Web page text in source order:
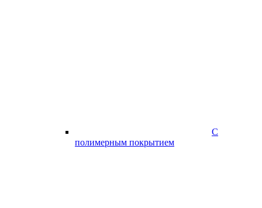
С
полимерным покрытием